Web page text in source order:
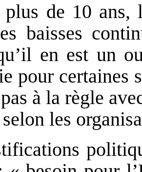
de 10 ans,
baisses
en est un
pour certaines
à la règle
les